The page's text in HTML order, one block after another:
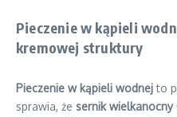
Pieczenie w kąpieli
kremowej struktury
Pieczenie w kąpieli wodnejto
sprawia, że sernik wielkanocny